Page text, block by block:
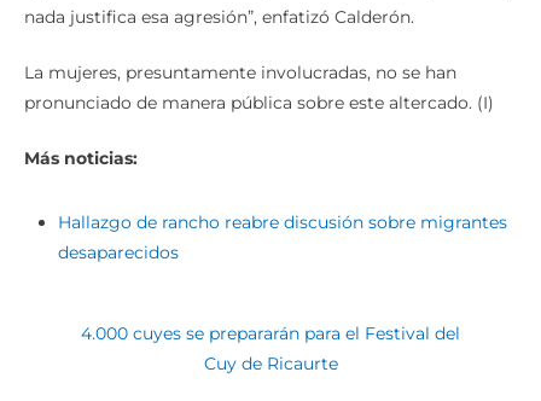
nada justifica esa agresión”, enfatizó Calderón.
La mujeres, presuntamente involucradas, no se han
pronunciado de manera pública sobre este altercado. (I)
Más noticias:
Hallazgo de rancho reabre discusión sobre migrantes
desaparecidos
4.000 cuyes se prepararán para el Festival del
Cuy de Ricaurte